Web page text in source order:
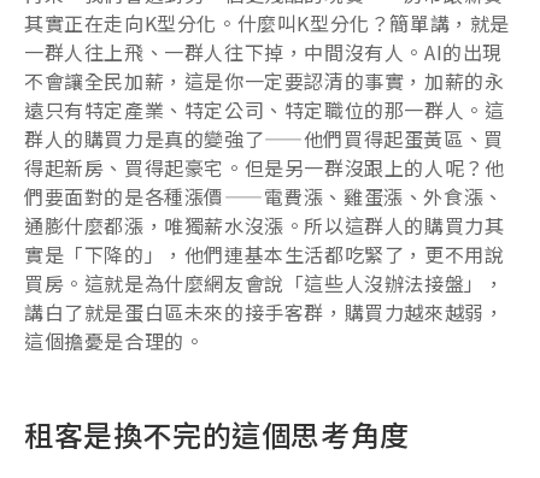
其實正在走向K型分化。什麼叫K型分化？簡單講，就是
一群人往上飛、一群人往下掉，中間沒有人。AI的出現
不會讓全民加薪，這是你一定要認清的事實，加薪的永
遠只有特定產業、特定公司、特定職位的那一群人。這
群人的購買力是真的變強了——他們買得起蛋黃區、買
得起新房、買得起豪宅。但是另一群沒跟上的人呢？他
們要面對的是各種漲價——電費漲、雞蛋漲、外食漲、
通膨什麼都漲，唯獨薪水沒漲。所以這群人的購買力其
實是「下降的」，他們連基本生活都吃緊了，更不用說
買房。這就是為什麼網友會說「這些人沒辦法接盤」，
講白了就是蛋白區未來的接手客群，購買力越來越弱，
這個擔憂是合理的。
租客是換不完的這個思考角度